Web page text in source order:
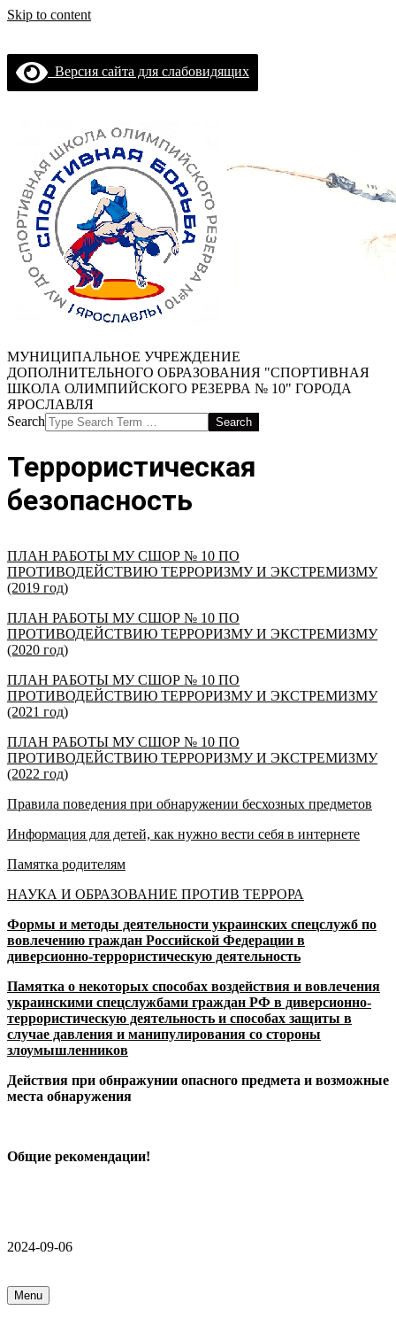
Skip to content
Версия сайта для слабовидящих
МУНИЦИПАЛЬНОЕ
УЧРЕЖДЕНИЕ
ДОПОЛНИТЕЛЬНОГО
ОБРАЗОВАНИЯ
"СПОРТИВНАЯ
ОЛИМПИЙСКОГО
РЕЗЕРВА
№
10"
МУНИЦИПАЛЬНОЕ УЧРЕЖДЕНИЕ
ДОПОЛНИТЕЛЬНОГО ОБРАЗОВАНИЯ "СПОРТИВНАЯ
ШКОЛА ОЛИМПИЙСКОГО РЕЗЕРВА № 10" ГОРОДА
ЯРОСЛАВЛЯ
Search
Террористическая
безопасность
ПЛАН РАБОТЫ МУ СШОР № 10 ПО
ПРОТИВОДЕЙСТВИЮ ТЕРРОРИЗМУ И ЭКСТРЕМИЗМУ
(2019 год)
ПЛАН РАБОТЫ МУ СШОР № 10 ПО
ПРОТИВОДЕЙСТВИЮ ТЕРРОРИЗМУ И ЭКСТРЕМИЗМУ
(2020 год)
ПЛАН РАБОТЫ МУ СШОР № 10 ПО
ПРОТИВОДЕЙСТВИЮ ТЕРРОРИЗМУ И ЭКСТРЕМИЗМУ
(2021 год)
ПЛАН РАБОТЫ МУ СШОР № 10 ПО
ПРОТИВОДЕЙСТВИЮ ТЕРРОРИЗМУ И ЭКСТРЕМИЗМУ
(2022 год)
Правила поведения при обнаружении бесхозных предметов
Информация для детей, как нужно вести себя в интернете
Памятка родителям
НАУКА И ОБРАЗОВАНИЕ ПРОТИВ ТЕРРОРА
Формы и методы деятельности украинских спецслужб по
вовлечению граждан Российской Федерации в
диверсионно-террористическую деятельность
Памятка о некоторых способах воздействия и вовлечения
украинскими спецслужбами граждан РФ в диверсионно-
террористическую деятельность и способах защиты в
случае давления и манипулирования со стороны
злоумышленников
Действия при обнражунии опасного предмета и возможные
места обнаружения
Общие рекомендации!
2024-09-06
Menu